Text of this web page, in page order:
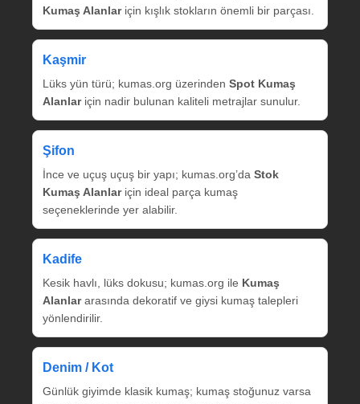
Kumaş Alanlariçin kışlık stokların önemli bir parçası.
Kaşmir
Lüks yün türü; kumas.org üzerinden Spot Kumaş
Alanlariçin nadir bulunan kaliteli metrajlar sunulur.
Şifon
İnce ve uçuş uçuş bir yapı; kumas.org’da Stok
Kumaş Alanlariçin ideal parça kumaş
seçeneklerinde yer alabilir.
Kadife
Kesik havlı, lüks dokusu; kumas.org ile Kumaş
Alanlararasında dekoratif ve giysi kumaş talepleri
yönlendirilir.
Denim / Kot
Günlük giyimde klasik kumaş; kumaş stoğunuz varsa